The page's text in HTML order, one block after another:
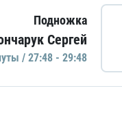
Подножка
Сергей
/ 27:48 - 29:48